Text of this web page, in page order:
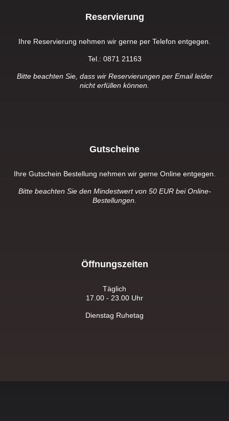
Reservierung
Ihre Reservierung nehmen wir gerne per Telefon entgegen.
Tel.: 0871 21163
Bitte beachten Sie, dass wir Reservierungen per Email leider
nicht erfüllen können.
Gutscheine
Ihre Gutschein Bestellung nehmen wir gerne Online entgegen.
Bitte beachten Sie den Mindestwert von 50 EUR bei Online-
Bestellungen.
Öffnungszeiten
Täglich
17.00 - 23.00 Uhr
Dienstag Ruhetag